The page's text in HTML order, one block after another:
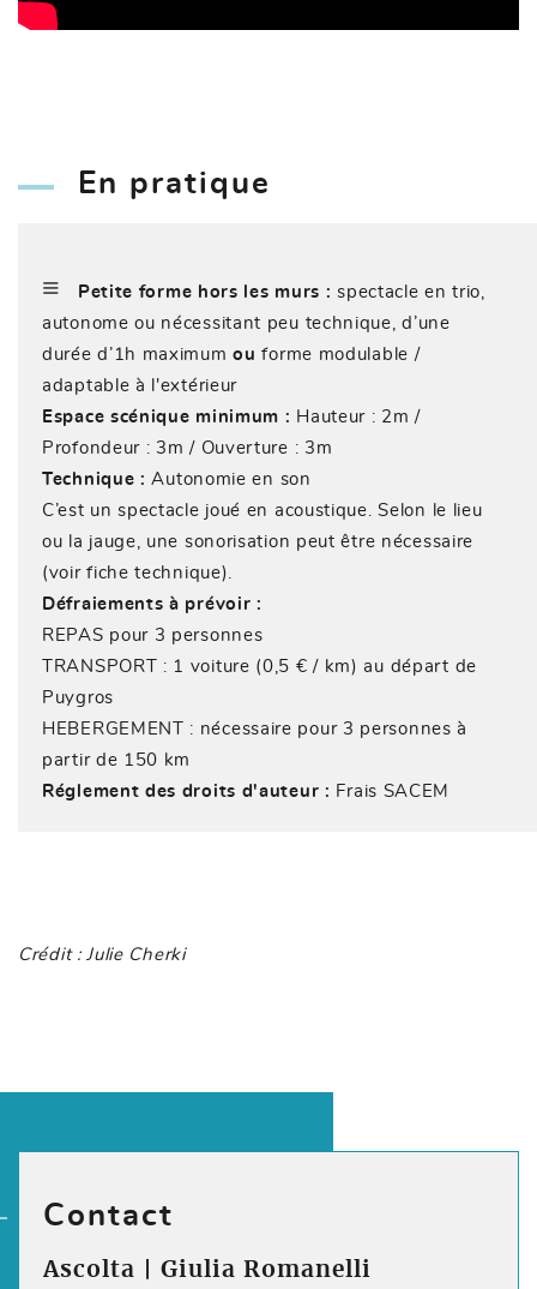
En pratique
≡ Petite forme hors les murs :spectacle en trio,
autonome ou nécessitant peu technique, d’une
durée d’1h maximumou forme modulable /
adaptable à l'extérieur
Espace scénique minimum : Hauteur : 2m /
Profondeur : 3m / Ouverture : 3m
Technique : Autonomie en son
C’est un spectacle joué en acoustique. Selon le lieu
ou la jauge, une sonorisation peut être nécessaire
(voir fiche technique).
Défraiements à prévoir :
REPAS pour 3 personnes
TRANSPORT : 1 voiture (0,5 € / km) au départ de
Puygros
HEBERGEMENT : nécessaire pour 3 personnes à
partir de 150 km
Réglement des droits d'auteur : Frais SACEM
Crédit : Julie Cherki
Contact
Ascolta | Giulia Romanelli